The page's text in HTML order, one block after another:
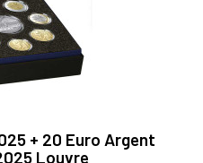
+ 20 Euro Argent
Louvre